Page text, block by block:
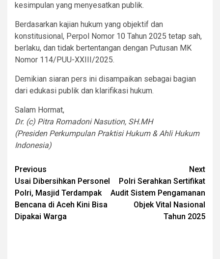
kesimpulan yang menyesatkan publik.
Berdasarkan kajian hukum yang objektif dan
konstitusional, Perpol Nomor 10 Tahun 2025 tetap sah,
berlaku, dan tidak bertentangan dengan Putusan MK
Nomor 114/PUU-XXIII/2025.
Demikian siaran pers ini disampaikan sebagai bagian
dari edukasi publik dan klarifikasi hukum.
Salam Hormat,
Dr. (c) Pitra Romadoni Nasution, SH.MH
(Presiden Perkumpulan Praktisi Hukum & Ahli Hukum
Indonesia)
Post
navigation
Previous
Usai Dibersihkan Personel
Polri, Masjid Terdampak
Bencana di Aceh Kini Bisa
Dipakai Warga
Next
Polri Serahkan Sertifikat
Audit Sistem Pengamanan
Objek Vital Nasional
Tahun 2025